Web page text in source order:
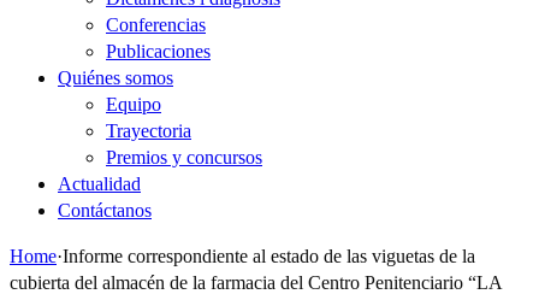
Conferencias
Publicaciones
Quiénes somos
Equipo
Trayectoria
Premios y concursos
Actualidad
Contáctanos
Home·Informe correspondiente al estado de las viguetas de la
cubierta del almacén de la farmacia del Centro Penitenciario “LA